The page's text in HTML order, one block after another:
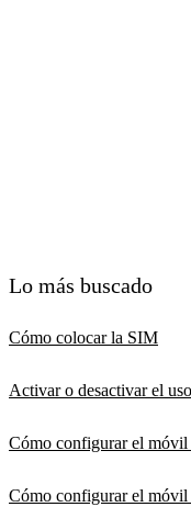
Lo más buscado
Cómo colocar la SIM
Activar o desactivar el
Cómo configurar el móvil
Cómo configurar el móvil